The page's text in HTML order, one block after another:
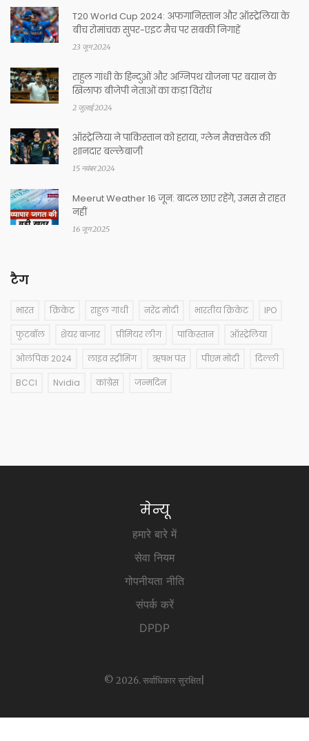
T20 World Cup 2024: अफगानिस्तान और ऑस्ट्रेलिया के
बीच रोमांचक सुपर-एइट मैच पर सबकी निगाहें
23 जून 2024
राहुल गांधी के हिन्दुओं और अग्निपथ योजना पर बयान के
खिलाफ बीजेपी नेताओं का कड़ा विरोध
2 जुलाई 2024
ऑस्ट्रेलिया ने पाकिस्तान को हराया, ग्लेन मैक्सवेल की
शानदार बल्लेबाजी
15 नवंबर 2024
Meerut Weather 16 जून: बादल छाए रहेंगे, उमस से राहत
नहीं
16 जून 2025
टैग
भारत क्रिकेट राहुल गांधी नरेंद्र मोदी भारतीय क्रिकेट IPO
फुटबॉल शेयर बाजार प्रीमियर लीग पाकिस्तान ऑस्ट्रेलिया
ओलंपिक 2024 लाइव स्ट्रीमिंग ऋषभ पंत पीएम मोदी दिल्ली
BCCI Nvidia कांग्रेस जन्मदिन
मेन्यू
हमारे बारे में
सेवा नियम
गोपनीयता नीति
संपर्क करें
DPDP
© 2026. सर्वाधिकार सुरक्षित|